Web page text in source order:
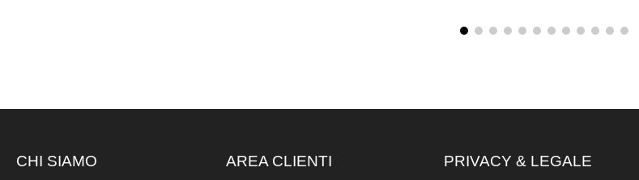
CHI SIAMO AREA CLIENTI PRIVACY & LEGALE